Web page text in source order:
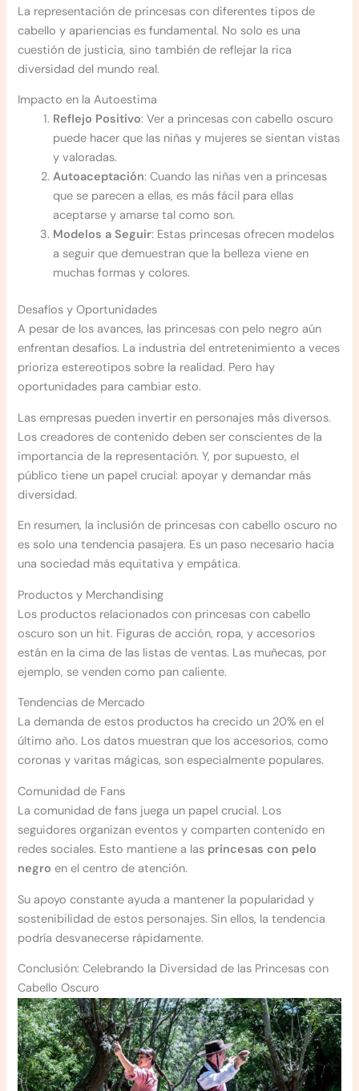
La representación de princesas con diferentes tipos de
cabello y apariencias es fundamental. No solo es una
cuestión de justicia, sino también de reflejar la rica
diversidad del mundo real.
Impacto en la Autoestima
Reflejo Positivo: Ver a princesas con cabello oscuro
puede hacer que las niñas y mujeres se sientan vistas
y valoradas.
Autoaceptación: Cuando las niñas ven a princesas
que se parecen a ellas, es más fácil para ellas
aceptarse y amarse tal como son.
Modelos a Seguir: Estas princesas ofrecen modelos
a seguir que demuestran que la belleza viene en
muchas formas y colores.
Desafíos y Oportunidades
A pesar de los avances, las princesas con pelo negro aún
enfrentan desafíos. La industria del entretenimiento a veces
prioriza estereotipos sobre la realidad. Pero hay
oportunidades para cambiar esto.
Las empresas pueden invertir en personajes más diversos.
Los creadores de contenido deben ser conscientes de la
importancia de la representación. Y, por supuesto, el
público tiene un papel crucial: apoyar y demandar más
diversidad.
En resumen, la inclusión de princesas con cabello oscuro no
es solo una tendencia pasajera. Es un paso necesario hacia
una sociedad más equitativa y empática.
Productos y Merchandising
Los productos relacionados con princesas con cabello
oscuro son un hit. Figuras de acción, ropa, y accesorios
están en la cima de las listas de ventas. Las muñecas, por
ejemplo, se venden como pan caliente.
Tendencias de Mercado
La demanda de estos productos ha crecido un 20% en el
último año. Los datos muestran que los accesorios, como
coronas y varitas mágicas, son especialmente populares.
Comunidad de Fans
La comunidad de fans juega un papel crucial. Los
seguidores organizan eventos y comparten contenido en
redes sociales. Esto mantiene a las princesas con pelo
negro en el centro de atención.
Su apoyo constante ayuda a mantener la popularidad y
sostenibilidad de estos personajes. Sin ellos, la tendencia
podría desvanecerse rápidamente.
Conclusión: Celebrando la Diversidad de las Princesas con
Cabello Oscuro